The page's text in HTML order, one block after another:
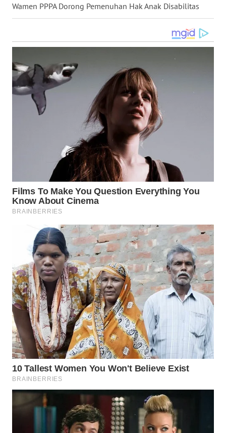
Wamen PPPA Dorong Pemenuhan Hak Anak Disabilitas
WN
SULUT
WN
MALUKU
DAIRI
WN
TOBA
WN
NIAS
WN
LANGKAT
WN
TAPANULI
SELATAN
TANJUNG
LESUNG